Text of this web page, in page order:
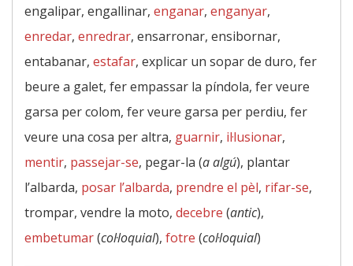
engalipar, engallinar, enganar, enganyar,
enredar, enredrar, ensarronar, ensibornar,
entabanar, estafar, explicar un sopar de duro, fer
beure a galet, fer empassar la píndola, fer veure
garsa per colom, fer veure garsa per perdiu, fer
veure una cosa per altra, guarnir, il·lusionar,
mentir, passejar-se, pegar-la (a algú), plantar
l’albarda, posar l’albarda, prendre el pèl, rifar-se,
trompar, vendre la moto, decebre (antic),
embetumar(col·loquial), fotre (col·loquial)